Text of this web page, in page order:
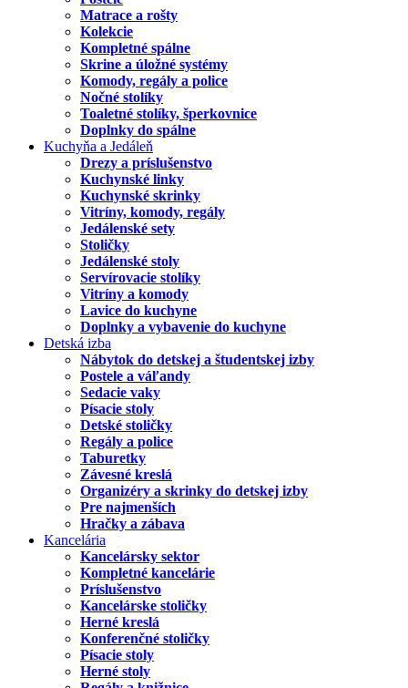
Matrace a rošty
Kolekcie
Kompletné spálne
Skrine a úložné systémy
Komody, regály a police
Nočné stolíky
Toaletné stolíky, šperkovnice
Doplnky do spálne
Kuchyňa a Jedáleň
Drezy a príslušenstvo
Kuchynské linky
Kuchynské skrinky
Vitríny, komody, regály
Jedálenské sety
Stoličky
Jedálenské stoly
Servírovacie stolíky
Vitríny a komody
Lavice do kuchyne
Doplnky a vybavenie do kuchyne
Detská izba
Nábytok do detskej a študentskej izby
Postele a váľandy
Sedacie vaky
Písacie stoly
Detské stoličky
Regály a police
Taburetky
Závesné kreslá
Organizéry a skrinky do detskej izby
Pre najmenších
Hračky a zábava
Kancelária
Kancelársky sektor
Kompletné kancelárie
Príslušenstvo
Kancelárske stoličky
Herné kreslá
Konferenčné stoličky
Písacie stoly
Herné stoly